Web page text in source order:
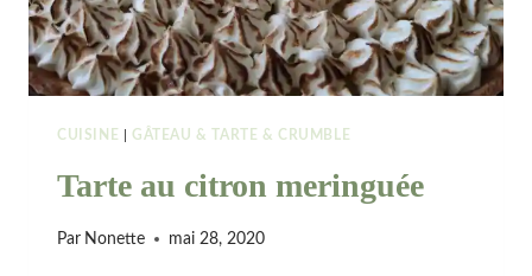
CUISINE GÂTEAU & TARTE & CRUMBLE
Tarte au citron meringuée
Par Nonette mai 28, 2020